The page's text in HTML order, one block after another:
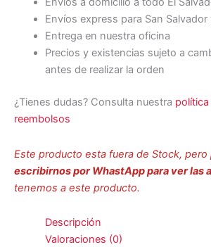
Envíos express para San Salvador
Entrega en nuestra oficina
Precios y existencias sujeto a
antes de realizar la orden
¿Tienes dudas? Consulta nuestra
reembolsos
Este producto esta fuera de Stock, pero
escribirnos por WhastApp para ver las
tenemos a este producto.
Descripción
Valoraciones (0)